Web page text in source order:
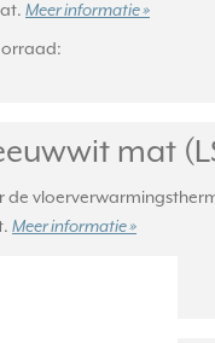
Meer informatie »
mat
de
Meer informatie »